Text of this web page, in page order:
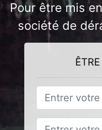
Pour être mis
société de